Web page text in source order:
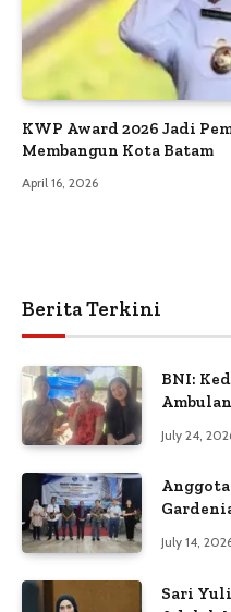
KWP Award 2026 Jadi
Membangun Kota Batam
April 16, 2026
Berita Terkini
BNI:
July 24,
July 14,
Sari